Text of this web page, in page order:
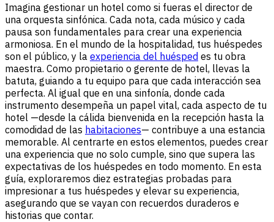
Imagina gestionar un hotel como si fueras el director de
una orquesta sinfónica. Cada nota, cada músico y cada
pausa son fundamentales para crear una experiencia
armoniosa. En el mundo de la hospitalidad, tus huéspedes
son el público, y la experiencia del huésped es tu obra
maestra. Como propietario o gerente de hotel, llevas la
batuta, guiando a tu equipo para que cada interacción sea
perfecta. Al igual que en una sinfonía, donde cada
instrumento desempeña un papel vital, cada aspecto de tu
hotel —desde la cálida bienvenida en la recepción hasta la
comodidad de las habitaciones— contribuye a una estancia
memorable. Al centrarte en estos elementos, puedes crear
una experiencia que no solo cumple, sino que supera las
expectativas de los huéspedes en todo momento. En esta
guía, exploraremos diez estrategias probadas para
impresionar a tus huéspedes y elevar su experiencia,
asegurando que se vayan con recuerdos duraderos e
historias que contar.